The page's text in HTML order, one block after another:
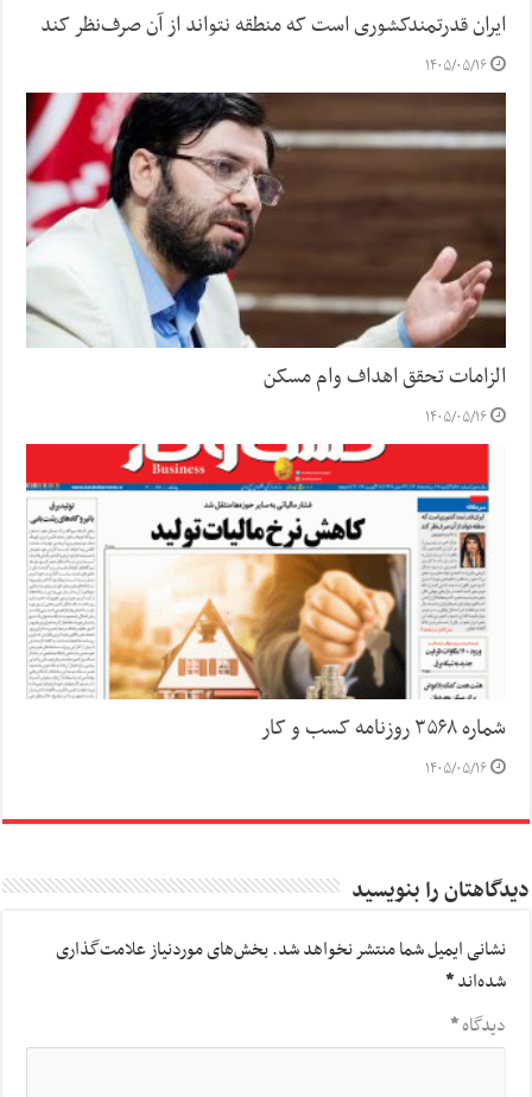
ایران قدرتمندکشوری است که منطقه نتواند از آن صرف‌نظر کند
۱۴۰۵/۰۵/۱۶
الزامات تحقق اهداف وام مسکن
۱۴۰۵/۰۵/۱۶
شماره ۳۵۶۸ روزنامه کسب و کار
۱۴۰۵/۰۵/۱۶
دیدگاهتان را بنویسید
نشانی ایمیل شما منتشر نخواهد شد.بخش‌های موردنیاز علامت‌گذاری
شده‌اند*
دیدگاه*